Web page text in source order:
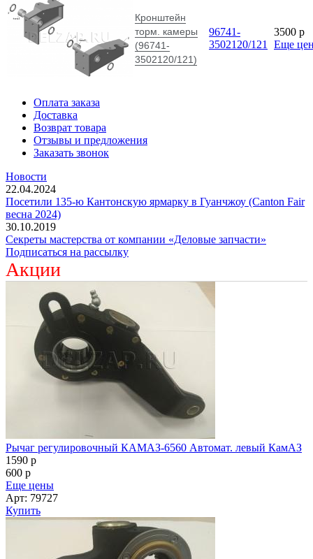
Кронштейн
торм. камеры
(96741-
3502120/121)
96741-
3502120/121
3500 p
Еще
Оплата заказа
Доставка
Возврат товара
Отзывы и предложения
Заказать звонок
Новости
22.04.2024
Посетили 135-ю Кантонскую ярмарку в Гуанчжоу (Canton Fair
весна 2024)
30.10.2019
Секреты мастерства от компании «Деловые запчасти»
Подписаться на рассылку
Акции
Рычаг регулировочный КАМАЗ-6560 Автомат. левый КамАЗ
1590 p
600 p
Еще цены
Арт: 79727
Купить